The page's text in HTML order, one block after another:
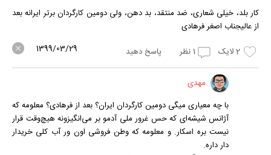
کار بلد، خیلی شعاری، ضد منتقد، بد دهن، ولی دومین کارگردان برتر ایرانه بعد
از عالیجناب اصغر فرهادی
2لایک 1نظر پاسخ دهید 1399/03/29
مهدی
با چه معیاری میگی دومین کارگردان ایران؟ بعد از فرهادی؟ معلومه که
آژانس شیشه‌ای که حس غرور ملی آدمو بر می‌انگیزونه هیچ‌وقت قرار
نیست بره اسکار. و معلومه که وطن فروشی اون ور آب کلی خریدار
دار داره.